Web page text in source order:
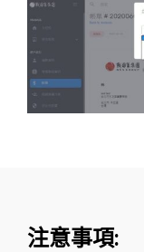
注意事項: